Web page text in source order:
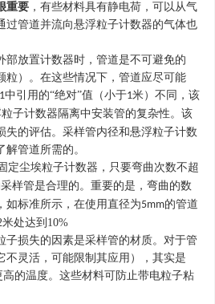
重要，有些材料具有静电荷，可以从气
过管道并流向悬浮粒子计数器的气体也
部放置计数器时，管道是不可避免的
粒）。在这些情况下，管道应尽可能
中引用的“绝对”值（小于1米）不同，该
子计数器隔离中安装管的复杂性。该
失的评估。采样管内径和悬浮粒子计数
管道所需的。
定尘埃粒子计数器，只要弯曲次数不超
样管是合理的。重要的是，弯曲的数
如标准所示，在使用直径为5mm的管道
处达到10%
子损失的因素是采样管的材质。对于管
不灵活，可能限制其应用），其实是
高的温度。这些材料可防止带电粒子粘